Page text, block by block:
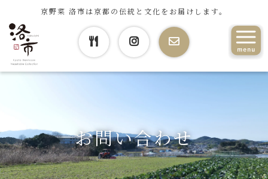
京野菜 洛市は京都の伝統と文化をお届けします。
お問い合わせ